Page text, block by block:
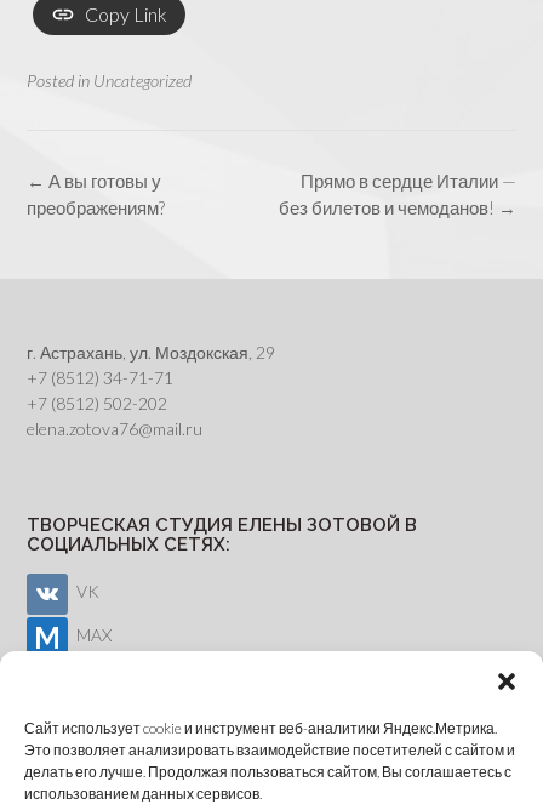
Сайт использует cookie и инструмент веб-аналитики Яндекс.Метрика.
Это позволяет анализировать взаимодействие посетителей с сайтом и
делать его лучше. Продолжая пользоваться сайтом, Вы соглашаетесь с
использованием данных сервисов.
Copy Link
Posted in Uncategorized
Post
navigation
Прямо в сердце Италии —
без билетов и чемоданов! →
← А вы готовы у
преображениям?
г. Астрахань, ул. Моздокская, 29
+7 (8512) 34-71-71
+7 (8512) 502-202
elena.zotova76@mail.ru
ТВОРЧЕСКАЯ СТУДИЯ ЕЛЕНЫ ЗОТОВОЙ В
СОЦИАЛЬНЫХ СЕТЯХ:
VK
MAX
ОНЛАЙН-ЗАПИСЬ